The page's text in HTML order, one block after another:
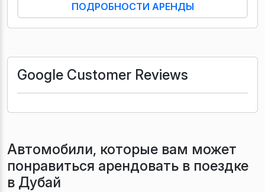
ПОДРОБНОСТИ АРЕНДЫ
Google Customer Reviews
Автомобили, которые вам может
понравиться арендовать в поездке
в Дубай